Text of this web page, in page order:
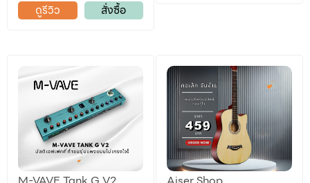
ดูรีวิว
สั่งซื้อ